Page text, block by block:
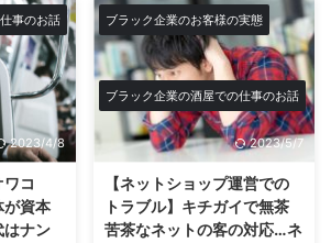
く…まず
みてく
料と労働
見てく
ズ社長と
夢ばかり
勿論あり
良かった
出来た！
う意味不明解読解釈不可能
な商品名などの言い間違い
の数々で毎日店員はてんて
こ舞い！
酒屋でのお客さんの言い間違いの
記録…もはや意味不明！？解読理
解不可能の言い間違いの嵐！ 最
近の若い人なんかはそうかもしれ
ませんが、お酒ってもう酒屋で買
わなくないですか？ 僕なんか酒
事のお話
2023/4/8
ワコ
が資本
はナン
ブラック企業のお客様の実態
ブラック企業の酒屋での仕事のお話
2023/5/7
【ネットショップ運営での
トラブル】キチガイで無茶
苦茶なネットの客の対応…ネ